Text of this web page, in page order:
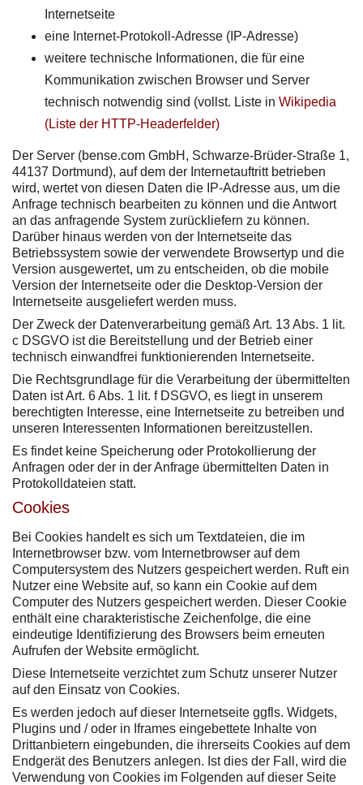
Internetseite
eine Internet-Protokoll-Adresse (IP-Adresse)
weitere technische Informationen, die für eine
Kommunikation zwischen Browser und Server
technisch notwendig sind (vollst. Liste in Wikipedia
(Liste der HTTP-Headerfelder)
Der Server (bense.com GmbH, Schwarze-Brüder-Straße 1,
44137 Dortmund), auf dem der Internetauftritt betrieben
wird, wertet von diesen Daten die IP-Adresse aus, um die
Anfrage technisch bearbeiten zu können und die Antwort
an das anfragende System zurückliefern zu können.
Darüber hinaus werden von der Internetseite das
Betriebssystem sowie der verwendete Browsertyp und die
Version ausgewertet, um zu entscheiden, ob die mobile
Version der Internetseite oder die Desktop-Version der
Internetseite ausgeliefert werden muss.
Der Zweck der Datenverarbeitung gemäß Art. 13 Abs. 1 lit.
c DSGVO ist die Bereitstellung und der Betrieb einer
technisch einwandfrei funktionierenden Internetseite.
Die Rechtsgrundlage für die Verarbeitung der übermittelten
Daten ist Art. 6 Abs. 1 lit. f DSGVO, es liegt in unserem
berechtigten Interesse, eine Internetseite zu betreiben und
unseren Interessenten Informationen bereitzustellen.
Es findet keine Speicherung oder Protokollierung der
Anfragen oder der in der Anfrage übermittelten Daten in
Protokolldateien statt.
Cookies
Bei Cookies handelt es sich um Textdateien, die im
Internetbrowser bzw. vom Internetbrowser auf dem
Computersystem des Nutzers gespeichert werden. Ruft ein
Nutzer eine Website auf, so kann ein Cookie auf dem
Computer des Nutzers gespeichert werden. Dieser Cookie
enthält eine charakteristische Zeichenfolge, die eine
eindeutige Identifizierung des Browsers beim erneuten
Aufrufen der Website ermöglicht.
Diese Internetseite verzichtet zum Schutz unserer Nutzer
auf den Einsatz von Cookies.
Es werden jedoch auf dieser Internetseite ggfls. Widgets,
Plugins und / oder in Iframes eingebettete Inhalte von
Drittanbietern eingebunden, die ihrerseits Cookies auf dem
Endgerät des Benutzers anlegen. Ist dies der Fall, wird die
Verwendung von Cookies im Folgenden auf dieser Seite